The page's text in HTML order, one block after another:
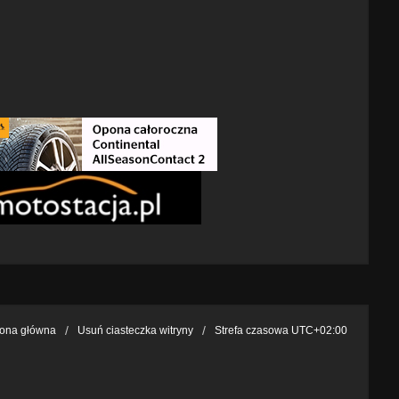
główna Usuń ciasteczka witryny Strefa czasowa UTC+02:00